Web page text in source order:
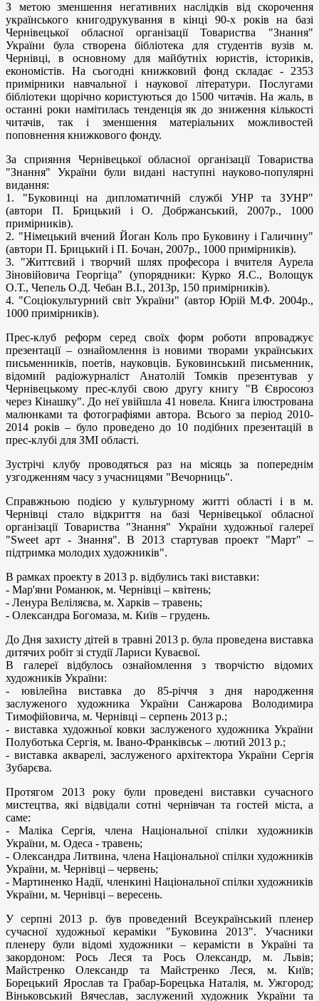
З метою зменшення негативних наслідків від скорочення
українського книгодрукування в кінці 90-х років на базі
Чернівецької обласної організації Товариства "Знання"
України була створена бібліотека для студентів вузів м.
Чернівці, в основному для майбутніх юристів, істориків,
економістів. На сьогодні книжковий фонд складає - 2353
примірники навчальної і наукової літератури. Послугами
бібліотеки щорічно користуються до 1500 читачів. На жаль, в
останні роки намітилась тенденція як до зниження кількості
читачів, так і зменшення матеріальних можливостей
поповнення книжкового фонду.
За сприяння Чернівецької обласної організації Товариства
"Знання" України були видані наступні науково-популярні
видання:
1. "Буковинці на дипломатичній службі УНР та ЗУНР"
(автори П. Брицький і О. Добржанський, 2007р., 1000
примірників).
2. "Німецький вчений Йоган Коль про Буковину і Галичину"
(автори П. Брицький і П. Бочан, 2007р., 1000 примірників).
3. "Життєвий і творчий шлях професора і вчителя Аурела
Зіновійовича Георгіца" (упорядники: Курко Я.С., Волощук
О.Т., Чепель О.Д. Чебан В.І., 2013р, 150 примірників).
4. "Соціокультурний світ України" (автор Юрій М.Ф. 2004р.,
1000 примірників).
Прес-клуб реформ серед своїх форм роботи впроваджує
презентації – ознайомлення із новими творами українських
письменників, поетів, науковців. Буковинський письменник,
відомий радіожурналіст Анатолій Томків презентував у
Чернівецькому прес-клубі свою другу книгу "В Євросоюз
через Кінашку". До неї увійшла 41 новела. Книга ілюстрована
малюнками та фотографіями автора. Всього за період 2010-
2014 років – було проведено до 10 подібних презентацій в
прес-клубі для ЗМІ області.
Зустрічі клубу проводяться раз на місяць за попереднім
узгодженням часу з учасницями "Вечорниць".
Справжньою подією у культурному житті області і в м.
Чернівці стало відкриття на базі Чернівецької обласної
організації Товариства "Знання" України художньої галереї
"Sweet арт - Знання". В 2013 стартував проект "Март" –
підтримка молодих художників".
В рамках проекту в 2013 р. відбулись такі виставки:
- Мар'яни Романюк, м. Чернівці – квітень;
- Ленура Веліляєва, м. Харків – травень;
- Олександра Богомаза, м. Київ – грудень.
До Дня захисту дітей в травні 2013 р. була проведена виставка
дитячих робіт зі студії Лариси Куваєвої.
В галереї відбулось ознайомлення з творчістю відомих
художників України:
- ювілейна виставка до 85-річчя з дня народження
заслуженого художника України Санжарова Володимира
Тимофійовича, м. Чернівці – серпень 2013 р.;
- виставка художньої ковки заслуженого художника України
Полуботька Сергія, м. Івано-Франківськ – лютий 2013 р.;
- виставка акварелі, заслуженого архітектора України Сергія
Зубарєва.
Протягом 2013 року були проведені виставки сучасного
мистецтва, які відвідали сотні чернівчан та гостей міста, а
саме:
- Маліка Сергія, члена Національної спілки художників
України, м. Одеса - травень;
- Олександра Литвина, члена Національної спілки художників
України, м. Чернівці – червень;
- Мартиненко Надії, членкині Національної спілки художників
України, м. Чернівці – вересень.
У серпні 2013 р. був проведений Всеукраїнський пленер
сучасної художньої кераміки "Буковина 2013". Учасники
пленеру були відомі художники – керамісти в Україні та
закордоном: Рось Леся та Рось Олександр, м. Львів;
Майстренко Олександр та Майстренко Леся, м. Київ;
Борецький Ярослав та Грабар-Борецька Наталія, м. Ужгород;
Віньковський Вячеслав, заслужений художник України та